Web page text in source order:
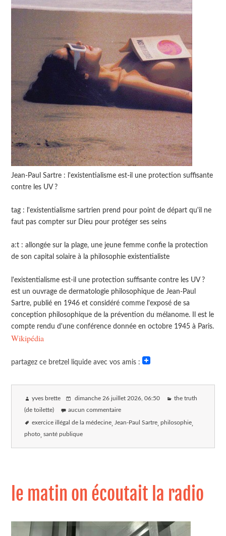
Jean-Paul Sartre : l'existentialisme est-il une protection suffisante
contre les UV ?
tag : l'existentialisme sartrien prend pour point de départ qu'il ne
faut pas compter sur Dieu pour protéger ses seins
a:t : allongée sur la plage, une jeune femme confie la protection
de son capital solaire à la philosophie existentialiste
l'existentialisme est-il une protection suffisante contre les UV ?
est un ouvrage de dermatologie philosophique de Jean-Paul
Sartre, publié en 1946 et considéré comme l'exposé de sa
conception philosophique de la prévention du mélanome. Il est le
compte rendu d'une conférence donnée en octobre 1945 à Paris.
Wikipédia
partagez ce bretzel liquide avec vos amis :
yves brette dimanche 26 juillet 2026, 06:50 the truth
(de toilette) aucun commentaire
exercice illégal de la médecine Jean-Paul Sartre philosophie
photo santé publique
le matin on écoutait la radio